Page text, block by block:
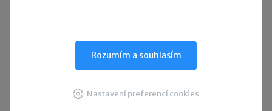
Rozumím a souhlasím
Nastavení preferencí cookies